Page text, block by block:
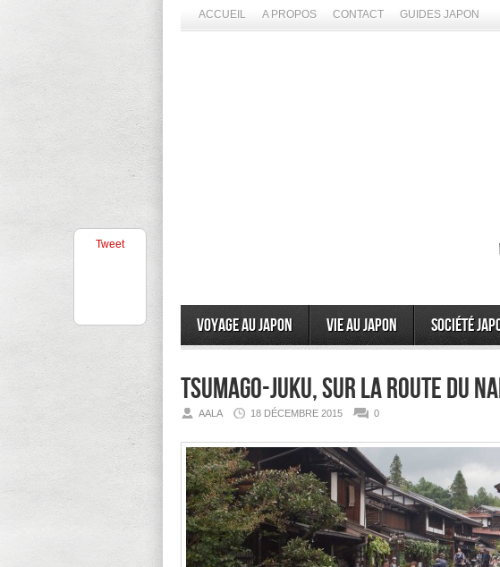
ACCUEIL A PROPOS CONTACT GUIDES JAPON
Voyage au Japon Vie au Japon Société
Tsumago-juku, sur la route du
AALA 18 DÉCEMBRE 2015 0
Tweet